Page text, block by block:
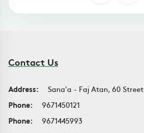
Contact Us
Address:
Sana'a - Faj Atan, 60 Street
Phone:
9671450121
Phone:
9671445993